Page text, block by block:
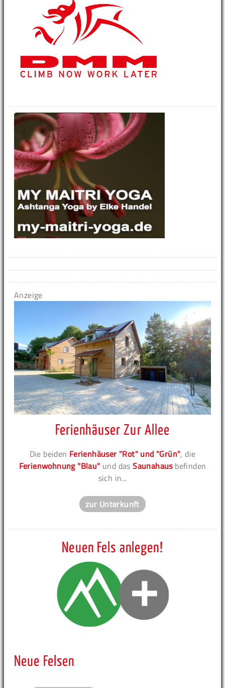
Anzeige
Ferienhäuser Zur Allee
Die beiden Ferienhäuser "Rot" und "Grün", die
Ferienwohnung "Blau" und dasSaunahausbefinden
sich in...
zur Unterkunft
Neuen Fels anlegen!
Neue Felsen